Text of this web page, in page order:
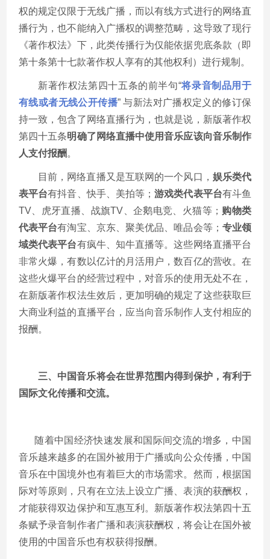
权的规定仅限于无线广播，而以有线方式进行的网络直
播行为，也不能纳入广播权的调整范畴，这导致了现行
《著作权法》下，此类传播行为仅能依据兜底条款（即
第十条第十七款著作权人享有的其他权利）进行规制。
新著作权法第四十五条的前半句“将录音制品用于
有线或者无线公开传播”与新法对广播权定义的修订保
持一致，包含了网络直播行为，也就是说，新版著作权
第四十五条明确了网络直播中使用音乐应该向音乐制作
人支付报酬 。
目前，网络直播又是互联网的一个风口， 娱乐类代
表平台有抖音、快手、美拍等；游戏类代表平台有斗鱼
TV 、虎牙直播、战旗TV 、企鹅电竞、火猫等； 购物类
代表平台有淘宝、京东、聚美优品、唯品会等； 专业领
域类代表平台有疯牛、知牛直播等。这些网络直播平台
非常火爆，有数以亿计的月活用户，数百亿的营收。在
这些火爆平台的经营过程中，对音乐的使用无处不在，
在新版著作权法生效后，更加明确的规定了这些获取巨
大商业利益的直播平台，应当向音乐制作人支付相应的
报酬。
三、中国音乐将会在世界范围内得到保护，有利于
国际文化传播和交流。
随着中国经济快速发展和国际间交流的增多，中国
音乐越来越多的在国外被用于广播或向公众传播，中国
音乐在中国境外也有着巨大的市场需求。然而，根据国
际对等原则，只有在立法上设立广播、表演的获酬权，
才能获得双边保护和互惠互利。新版著作权法第四十五
条赋予录音制作者广播和表演获酬权，将会让在国外被
使用的中国音乐也有权获得报酬。